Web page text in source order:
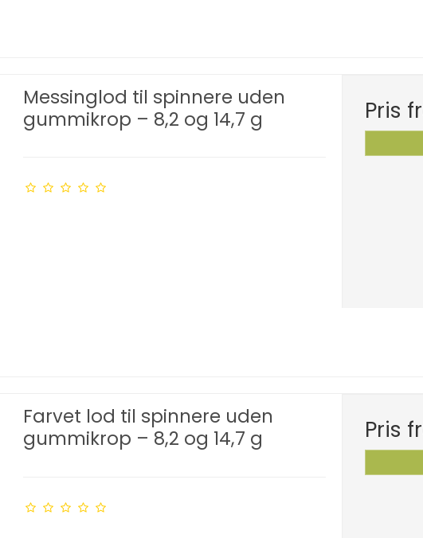
Messinglod til spinnere uden
gummikrop – 8,2 og 14,7 g
Pris
Farvet lod til spinnere uden
gummikrop – 8,2 og 14,7 g
Pris